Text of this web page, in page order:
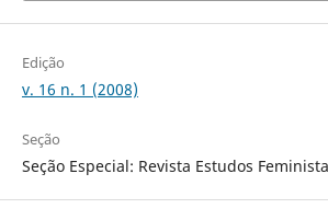
Edição
v. 16 n. 1 (2008)
Seção
Seção Especial: Revista Estudos